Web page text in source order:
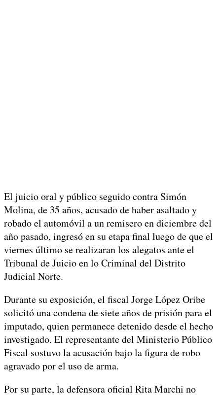
El juicio oral y público seguido contra Simón
Molina, de 35 años, acusado de haber asaltado y
robado el automóvil a un remisero en diciembre del
año pasado, ingresó en su etapa final luego de que el
viernes último se realizaran los alegatos ante el
Tribunal de Juicio en lo Criminal del Distrito
Judicial Norte.
Durante su exposición, el fiscal Jorge López Oribe
solicitó una condena de siete años de prisión para el
imputado, quien permanece detenido desde el hecho
investigado. El representante del Ministerio Público
Fiscal sostuvo la acusación bajo la figura de robo
agravado por el uso de arma.
Por su parte, la defensora oficial Rita Marchi no